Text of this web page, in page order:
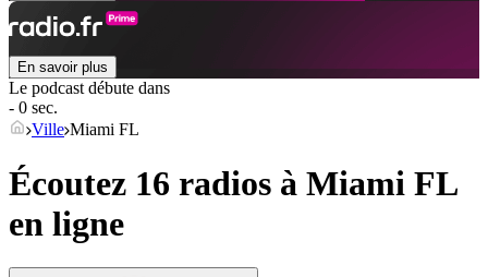
En savoir plus
Le podcast débute dans
- 0 sec.
Ville Miami FL
Écoutez 16 radios à Miami FL
en ligne